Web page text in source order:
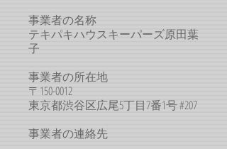
事業者の名称
テキパキハウスキーパーズ原田葉
子
事業者の所在地
〒150-0012
東京都渋谷区広尾5丁目7番1号 #207
事業者の連絡先